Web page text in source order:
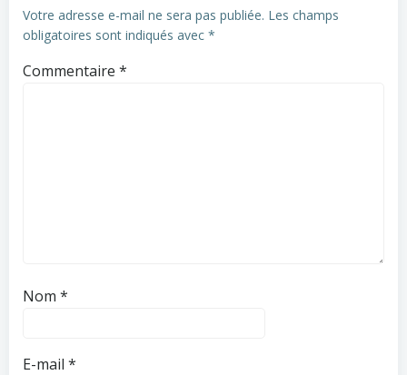
Votre adresse e-mail ne sera pas publiée. Les champs
obligatoires sont indiqués avec *
Commentaire *
Nom *
E-mail *